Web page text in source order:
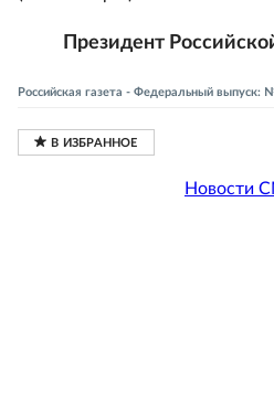
Президент
Российская газета - Федеральный выпуск:
Новости